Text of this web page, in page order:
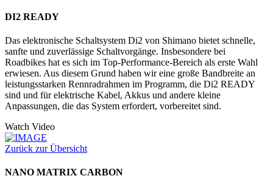
DI2 READY
Das elektronische Schaltsystem Di2 von Shimano bietet schnelle,
sanfte und zuverlässige Schaltvorgänge. Insbesondere bei
Roadbikes hat es sich im Top-Performance-Bereich als erste Wahl
erwiesen. Aus diesem Grund haben wir eine große Bandbreite an
leistungsstarken Rennradrahmen im Programm, die Di2 READY
sind und für elektrische Kabel, Akkus und andere kleine
Anpassungen, die das System erfordert, vorbereitet sind.
Watch Video
Zurück zur Übersicht
NANO MATRIX CARBON